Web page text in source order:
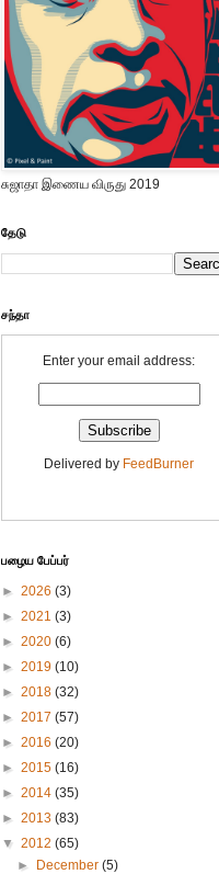
சுஜாதா இணைய விருது 2019
தேடு
சந்தா
Enter your email address:
Delivered by FeedBurner
பழைய பேப்பர்
► 2026 (3)
► 2021 (3)
► 2020 (6)
► 2019 (10)
► 2018 (32)
► 2017 (57)
► 2016 (20)
► 2015 (16)
► 2014 (35)
► 2013 (83)
▼ 2012 (65)
►
December(5)